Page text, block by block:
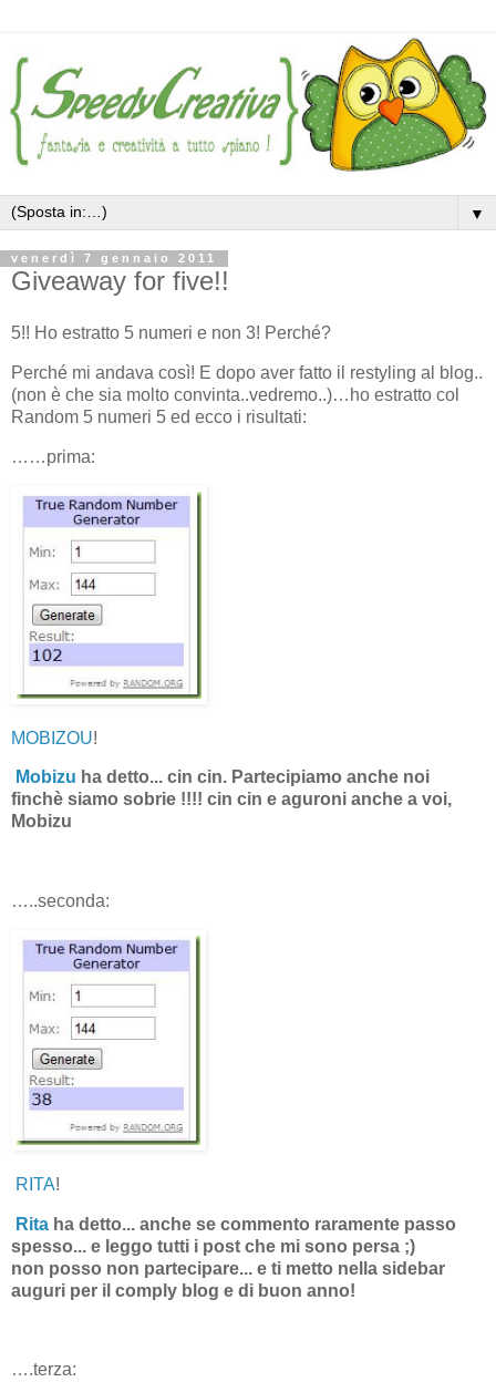
▼
venerdì 7 gennaio 2011
Giveaway for five!!
5!! Ho estratto 5 numeri e non 3! Perché?
Perché mi andava così! E dopo aver fatto il restyling al blog..
(non è che sia molto convinta..vedremo..)…ho estratto col
Random 5 numeri 5 ed ecco i risultati:
……prima:
MOBIZOU!
Mobizu ha detto... cin cin. Partecipiamo anche noi
finchè siamo sobrie !!!! cin cin e aguroni anche a voi,
Mobizu
…..seconda:
RITA!
Rita ha detto... anche se commento raramente passo
spesso... e leggo tutti i post che mi sono persa ;)
non posso non partecipare... e ti metto nella sidebar
auguri per il comply blog e di buon anno!
….terza: